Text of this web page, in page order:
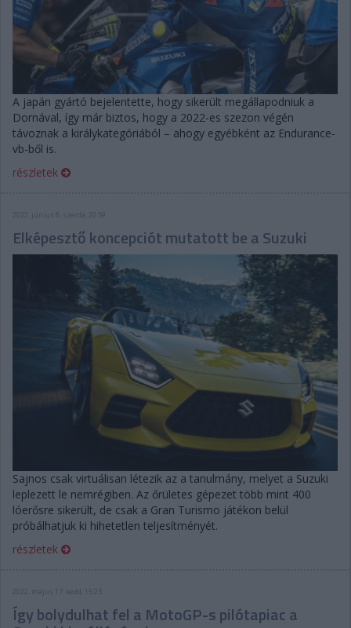
A japán gyártó bejelentette, hogy sikerült megállapodniuk a
Dornával, így már biztos, hogy a 2022-es szezon végén
távoznak a királykategóriából – ahogy egyébként az Endurance-
vb-ből is.
részletek
2022. június 8. szerda, 20:59
Elképesztő koncepciót mutatott be a Suzuki
Sajnos csak virtuálisan létezik az a tanulmány, melyet a Suzuki
leplezett le nemrégiben. Az őrületes gépezet több mint 400
lóerősre sikerült, de csak a Gran Turismo játékon belül
próbálhatjuk ki hihetetlen teljesítményét.
részletek
2022. május 17. kedd, 15:23
Így bolydulhat fel a MotoGP-s pilótapiac a